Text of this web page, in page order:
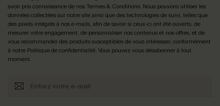
avoir pris connaissance de nosTermes & Conditions. Nous pouvons utiliser les
données collectées sur notre site ainsi que des technologies de suivi, telles que
des pixels intégrés à nos e-mails, afin de savoir si ceux-ci ont été ouverts, de
mesurer votre engagement, de personnaliser nos contenus et nos offres, et de
vous recommander des produits susceptibles de vous intéresser, conformément
à notre Politique de confidentialité. Vous pouvez vous désabonner à tout
moment.